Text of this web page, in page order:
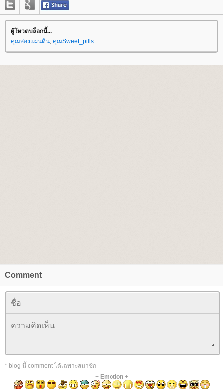
ผู้โหวตบล็อกนี้...
คุณสองแผ่นดิน, คุณSweet_pills
Comment
* blog นี้ comment ได้เฉพาะสมาชิก
+ Emotion+